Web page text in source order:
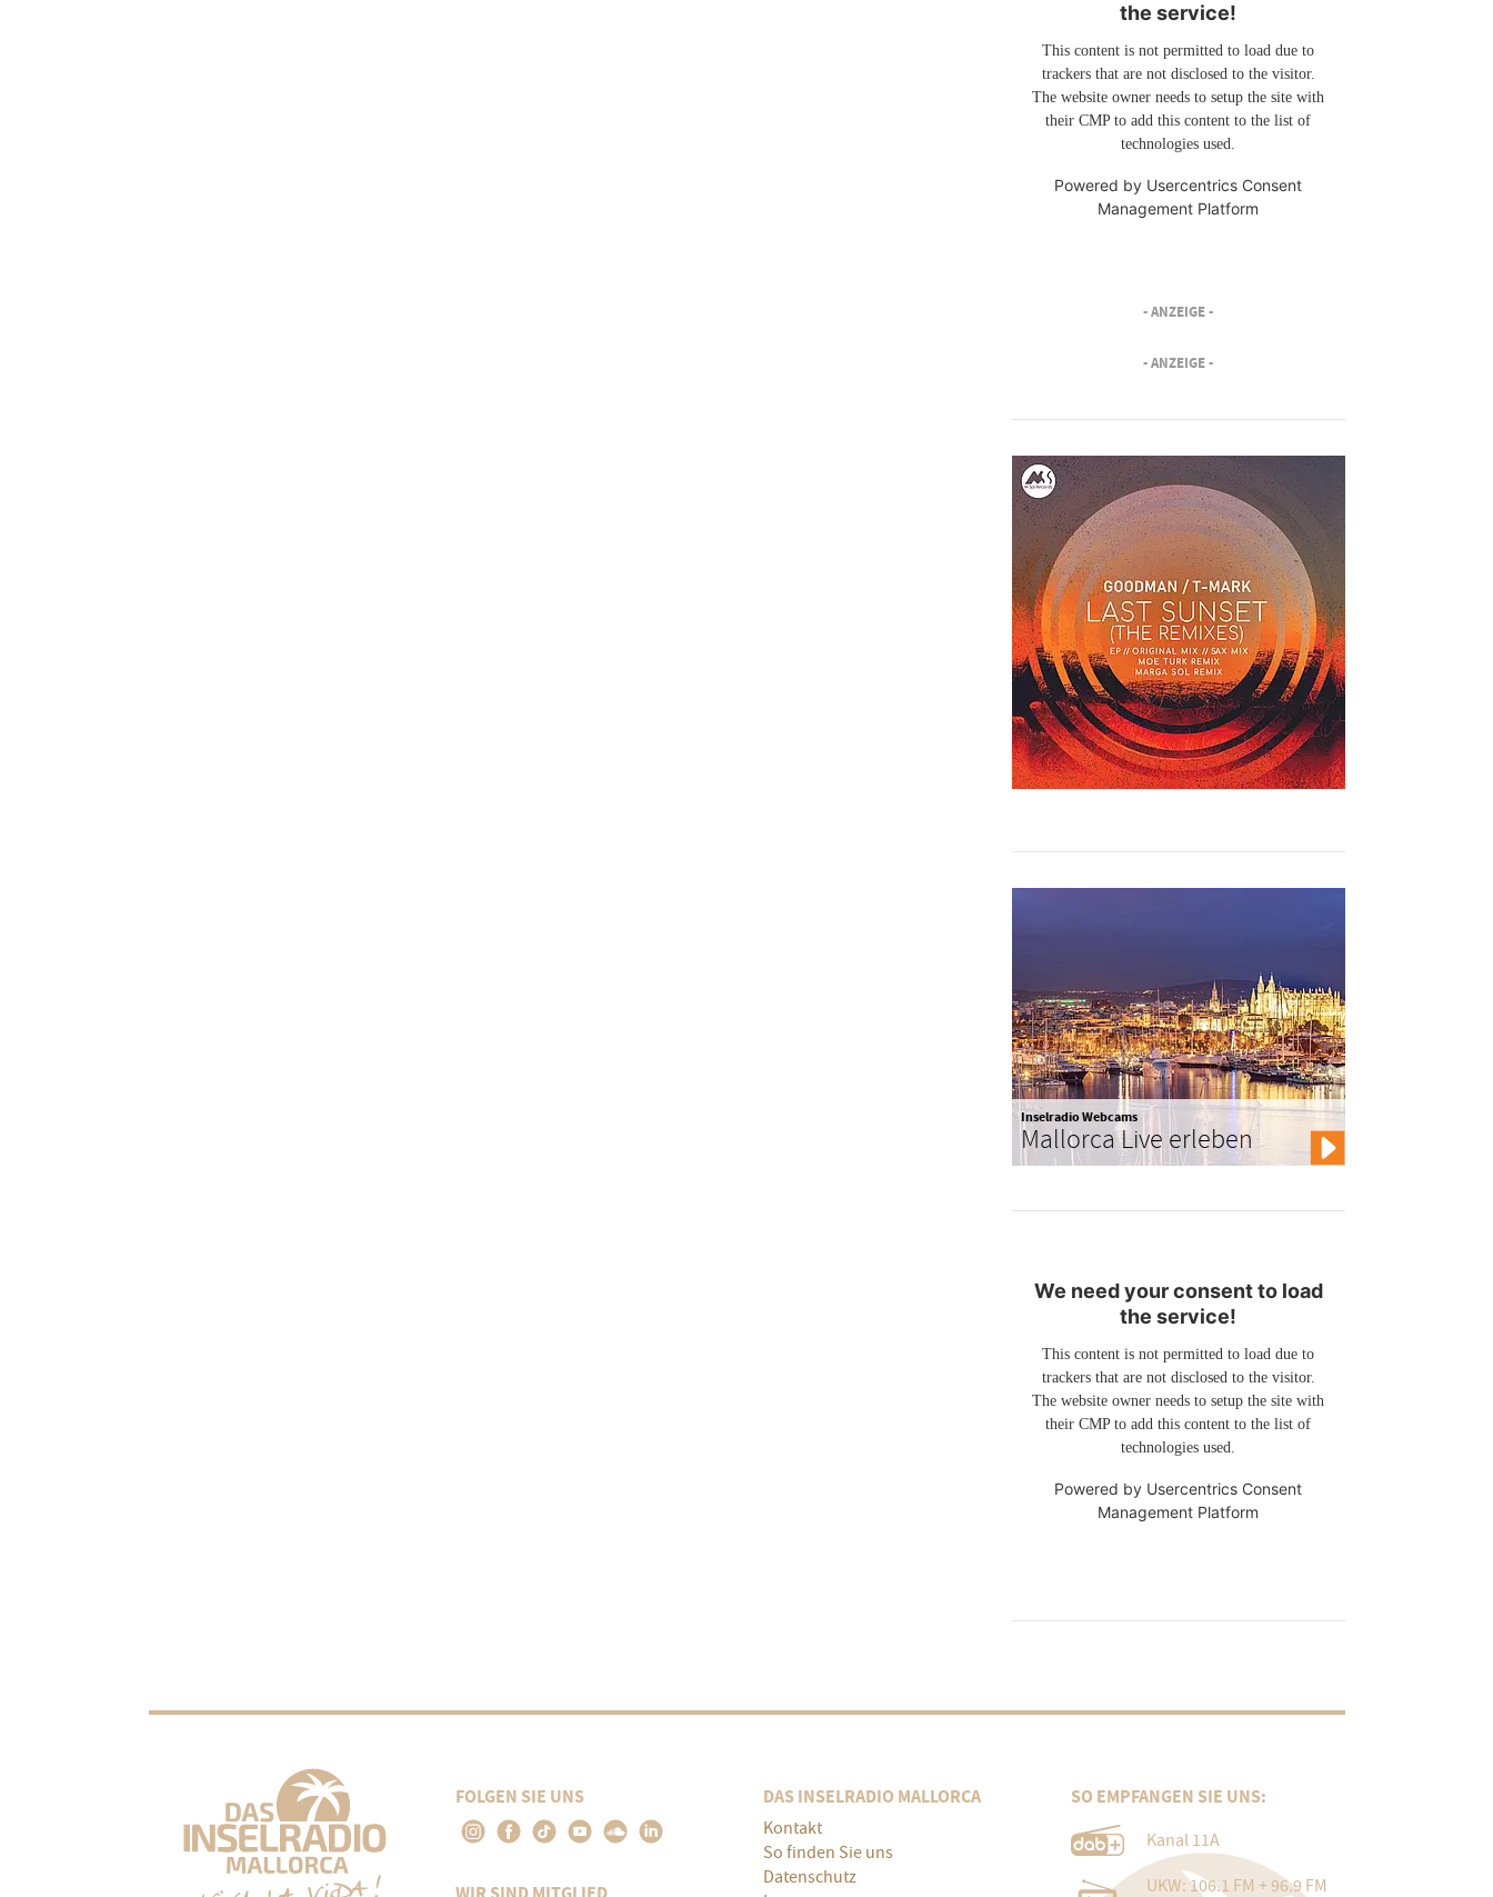
the service!
This content is not permitted to load due to
trackers that are not disclosed to the visitor.
The website owner needs to setup the site with
their CMP to add this content to the list of
technologies used.
Powered by Usercentrics Consent
Management Platform
- ANZEIGE -
- ANZEIGE -
Inselradio Webcams
Mallorca Live erleben
We need your consent to load
the service!
This content is not permitted to load due to
trackers that are not disclosed to the visitor.
The website owner needs to setup the site with
their CMP to add this content to the list of
technologies used.
Powered by Usercentrics Consent
Management Platform
FOLGEN SIE UNS DAS INSELRADIO MALLORCA
Kontakt
So finden Sie uns
Datenschutz
SO EMPFANGEN SIE UNS:
Kanal 11A
UKW: 106.1 FM + 96.9 FM